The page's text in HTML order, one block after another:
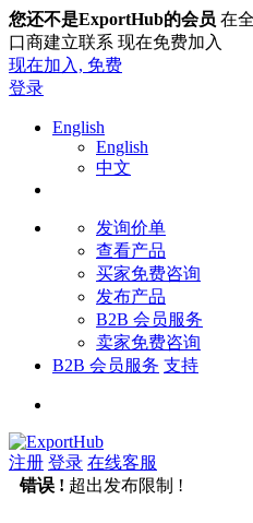
您还不是ExportHub的会员 在
口商建立联系 现在免费加入
现在加入, 免费
登录
English
English
中文
发询价单
查看产品
买家免费咨询
发布产品
B2B 会员服务
卖家免费咨询
B2B 会员服务 支持
注册 登录 在线客服
错误 ! 超出发布限制 !